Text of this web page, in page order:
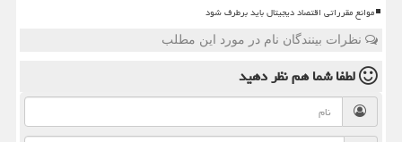
موانع مقرراتی اقتصاد دیجیتال باید برطرف شود
نظرات بینندگان نام در مورد این مطلب
لطفا شما همنظر دهید